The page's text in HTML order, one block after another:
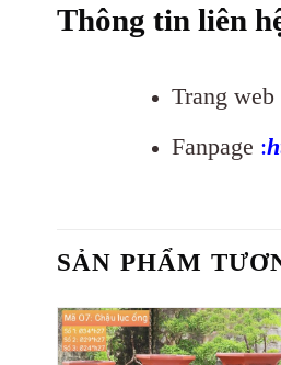
Thông tin liên
Trang web
Fanpage :
SẢN PHẨM